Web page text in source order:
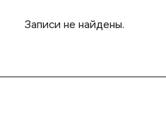
Записи не найдены.